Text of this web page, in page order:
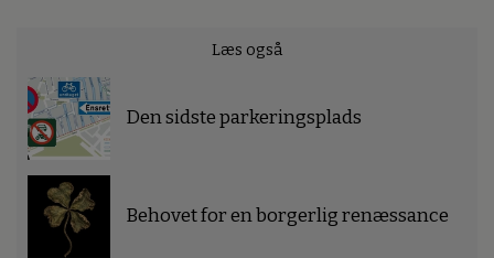
Læs også
Den sidste parkeringsplads
Behovet for en borgerlig renæssance